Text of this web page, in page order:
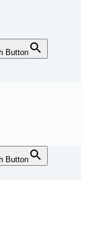
Button
Button